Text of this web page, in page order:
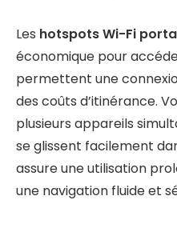
Les hotspots Wi-Fi
économique pour
permettent une
des coûts d’itinérance.
plusieurs appareils
se glissent facilement
assure une utilisation
une navigation fluide et